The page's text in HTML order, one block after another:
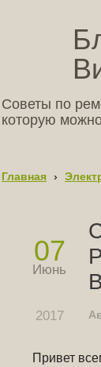
Советы по
которую
Главная ›
07
Июнь
2017
Привет